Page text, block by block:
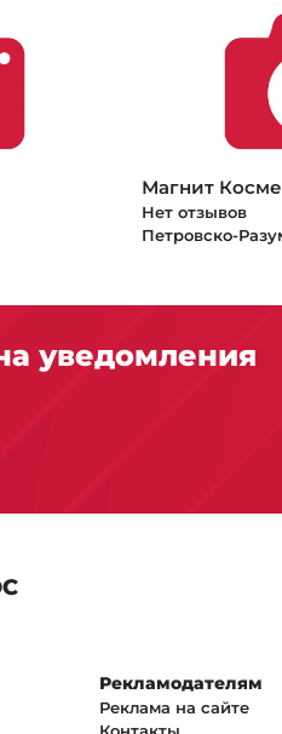
Магнит
Нет отзывов
Петровско-
уведомления
Рекламодателям
Реклама на сайте